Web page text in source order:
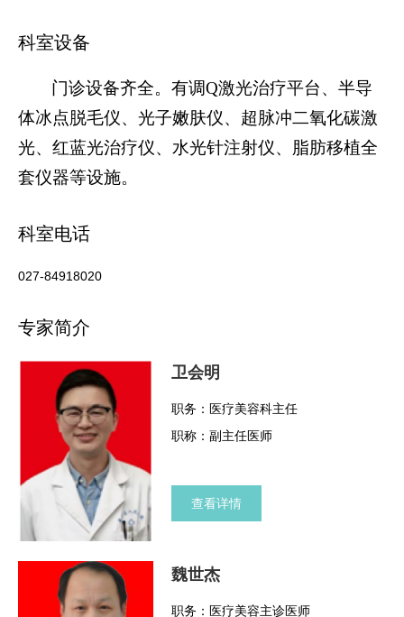
科室设备
门诊设备齐全。有调Q激光治疗平台、半导
体冰点脱毛仪、光子嫩肤仪、超脉冲二氧化碳激
光、红蓝光治疗仪、水光针注射仪、脂肪移植全
套仪器等设施。
科室电话
027-84918020
专家简介
卫会明
职务：医疗美容科主任
职称：副主任医师
查看详情
魏世杰
职务：医疗美容主诊医师